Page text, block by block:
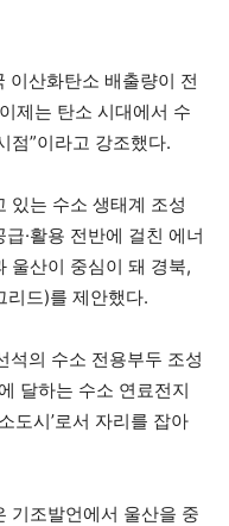
이산화탄소 배출량이 전
제는 탄소 시대에서 수
점”이라고 강조했다.
있는 수소 생태계 조성
·활용 전반에 걸친 에너
울산이 중심이 돼 경북,
리드)를 제안했다.
석의 수소 전용부두 조성
달하는 수소 연료전지
도시’로서 자리를 잡아
기조발언에서 울산을 중